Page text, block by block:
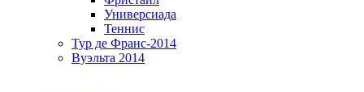
Универсиада
Теннис
Тур де Франс-2014
Вуэльта 2014